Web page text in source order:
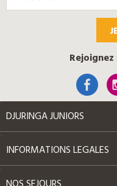
DJURINGA JUNIORS
INFORMATIONS LEGALES